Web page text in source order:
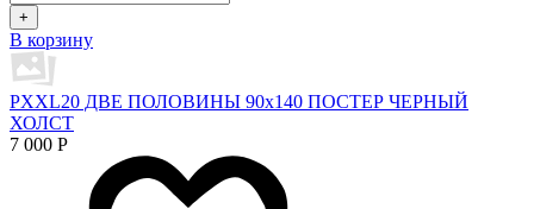
+
В корзину
PXXL20 ДВЕ ПОЛОВИНЫ 90x140 ПОСТЕР ЧЕРНЫЙ
ХОЛСТ
7 000 Р